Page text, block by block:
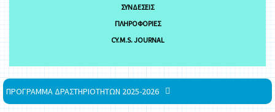
ΣΥΝΔΈΣΕΙΣ
ΠΛΗΡΟΦΟΡΊΕΣ
CY.M.S. JOURNAL
ΠΡΟΓΡΑΜΜΑ ΔΡΑΣΤΗΡΙΟΤΗΤΩΝ 2025-2026